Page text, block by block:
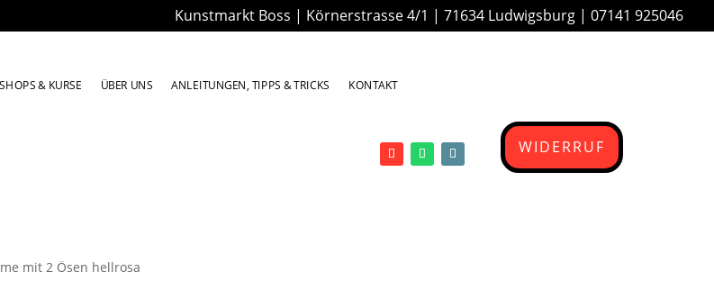
Kunstmarkt Boss | Körnerstrasse 4/1 | 71634 Ludwigsburg |07141 925046
& KURSE ÜBER UNS ANLEITUNGEN, TIPPS & TRICKS KONTAKT
WIDERRUF
mit 2 Ösen hellrosa